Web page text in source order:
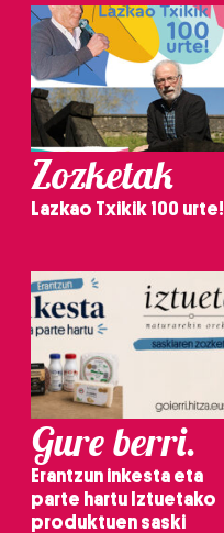
Zozketak
Lazkao Txikik 100 urte!
Gure berri.
Erantzun inkesta eta
parte hartu Iztuetako
produktuen saski